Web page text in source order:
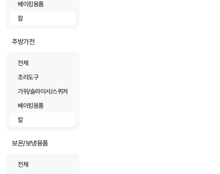
베이킹용품
칼
주방가전
전체
조리도구
가위/슬라이서/스퀴져
베이킹용품
칼
보온/보냉용품
전체